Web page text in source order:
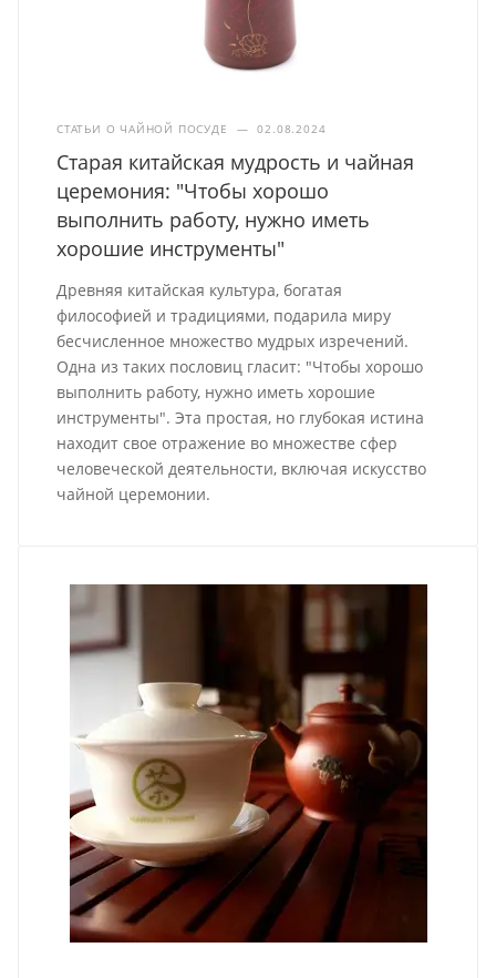
СТАТЬИ О ЧАЙНОЙ ПОСУДЕ — 02.08.2024
Старая китайская мудрость и чайная
церемония: "Чтобы хорошо
выполнить работу, нужно иметь
хорошие инструменты"
Древняя китайская культура, богатая
философией и традициями, подарила миру
бесчисленное множество мудрых изречений.
Одна из таких пословиц гласит: "Чтобы хорошо
выполнить работу, нужно иметь хорошие
инструменты". Эта простая, но глубокая истина
находит свое отражение во множестве сфер
человеческой деятельности, включая искусство
чайной церемонии.